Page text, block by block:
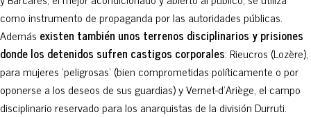
como instrumento de propaganda por las autoridades públicas.
Además existen también unos terrenos disciplinarios y prisiones
donde los detenidos sufren castigos corporales: Rieucros (Lozère),
para mujeres ‘peligrosas’ (bien comprometidas políticamente o por
oponerse a los deseos de sus guardias) y Vernet-d’Ariège, el campo
disciplinario reservado para los anarquistas de la división Durruti.